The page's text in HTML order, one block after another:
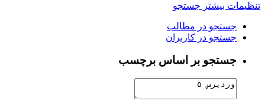
تنظیمات بیشتر جستجو
جستجو در مطالب
جستجو در کاربران
جستجو بر اساس برچسب